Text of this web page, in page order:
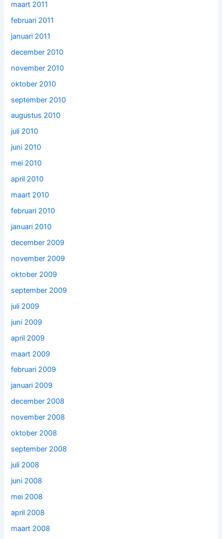
maart 2011
februari 2011
januari 2011
december 2010
november 2010
oktober 2010
september 2010
augustus 2010
juli 2010
juni 2010
mei 2010
april 2010
maart 2010
februari 2010
januari 2010
december 2009
november 2009
oktober 2009
september 2009
juli 2009
juni 2009
april 2009
maart 2009
februari 2009
januari 2009
december 2008
november 2008
oktober 2008
september 2008
juli 2008
juni 2008
mei 2008
april 2008
maart 2008